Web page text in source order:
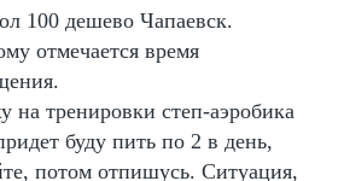
100 дешево Чапаевск.
отмечается время
на тренировки степ-аэробика
буду пить по 2 в день,
потом отпишусь. Ситуация,